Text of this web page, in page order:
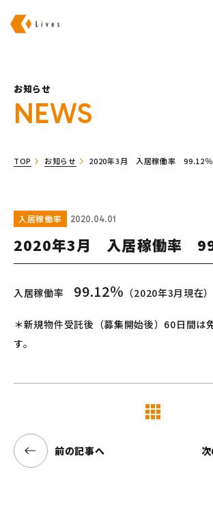
お知らせ
NEWS
TOP お知らせ 2020年3月 入居稼働率 99.12％
入居稼働率 2020.04.01
2020年3月 入居稼働率
入居稼働率 99.12％ （2020年3月現在）
＊新規物件受託後（募集開始後）60日間は
す。
前の記事へ